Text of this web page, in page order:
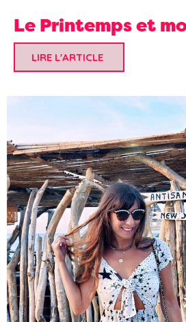
Le Printemps et
LIRE L'ARTICLE